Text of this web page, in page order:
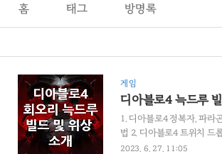
홈 태그 방명록
게임
1. 디아블로4 정복자, 파라
법 2. 디아블로4 트위치 드
로4 클베 부가퀘스트 여행
2023. 6. 27. 11:05